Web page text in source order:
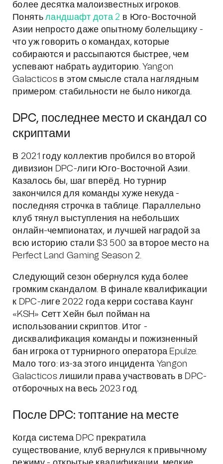
более десятка малоизвестных игроков.
Понятьландшафт дота 2 в Юго-Восточной
Азии непросто даже опытному болельщику -
что уж говорить о командах, которые
собираются и рассыпаются быстрее, чем
успевают набрать аудиторию. Yangon
Galacticos в этом смысле стала наглядным
примером: стабильности не было никогда.
DPC, последнее место и скандал со
скриптами
В 2021 году коллектив пробился во второй
дивизион DPC-лиги Юго-Восточной Азии.
Казалось бы, шаг вперёд. Но турнир
закончился для команды хуже некуда -
последняя строчка в таблице. Параллельно
клуб тянул выступления на небольших
онлайн-чемпионатах, и лучшей наградой за
всю историю стали $3 500 за второе место на
Perfect Land Gaming Season 2.
Следующий сезон обернулся куда более
громким скандалом. В финале квалификации
к DPC-лиге 2022 года керри состава Каунг
«KSH» Сетт Хейн был пойман на
использовании скриптов. Итог -
дисквалификация команды и пожизненный
бан игрока от турнирного оператора Epulze.
Мало того: из-за этого инцидента Yangon
Galacticos лишили права участвовать в DPC-
отборочных на весь 2023 год.
После DPC: топтание на месте
Когда система DPC прекратила
существование, клуб вернулся к привычному